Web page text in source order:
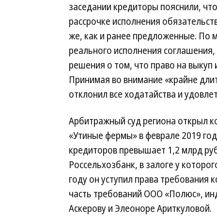
заседании кредиторы пояснили,
рассрочке исполнения
же, как и ранее предложенные. По
реального исполнения
решения о том, что право на
Принимая во внимание «крайне
отклонил все ходатайства и
Арбитражный суд региона открыл
«Утиные фермы» в феврале 2019
кредиторов превышает 1,2 млрд
Россельхозбанк, в залоге у
году он уступил права
часть требований ООО «Полюс»,
Аскерову и Элеоноре Ариткуловой.